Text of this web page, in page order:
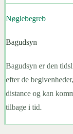
Nøglebegreb
Bagudsyn
Bagudsyn er den
efter de
distance og kan
tilbage i tid.